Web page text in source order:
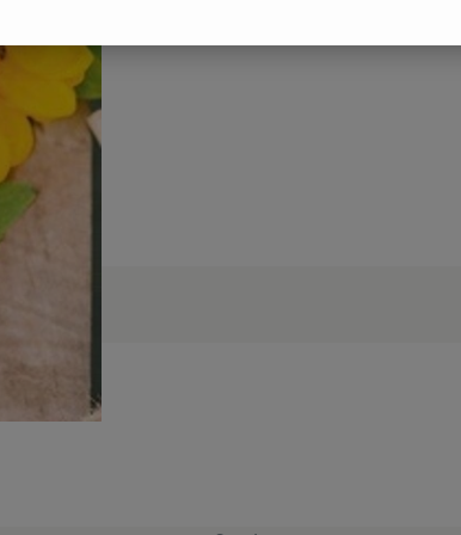
passenden Rezepte gefunden.